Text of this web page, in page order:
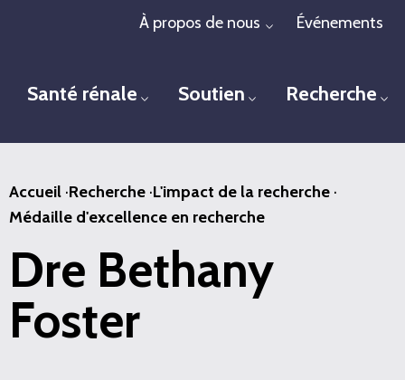
principal
À propos de nous Toggle menu
Événements
Santé rénale Toggle menu
Soutien Toggle menu
Recherche
Accueil ·Recherche ·L'impact de la recherche ·
Médaille d'excellence en recherche
Dre Bethany
Foster